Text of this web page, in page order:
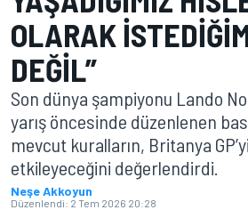
OLARAK
DEĞIL”
Son dünya şampiyonu Lando
yarış öncesinde düzenlenen
mevcut kuralların, Britanya
etkileyeceğini değerlendirdi.
Neşe Akkoyun
Düzenlendi: 2 Tem 2026 20:28